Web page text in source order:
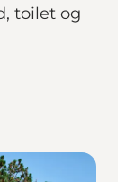
toilet og